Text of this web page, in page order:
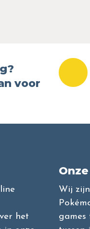
voor
het
Wij
games